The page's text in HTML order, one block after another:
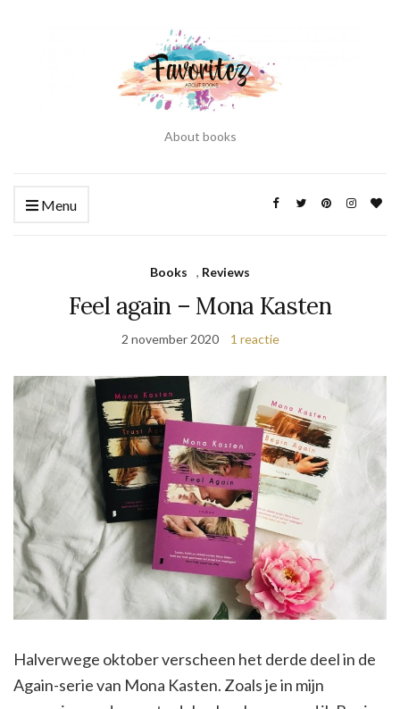
About books
Menu
Books , Reviews
Feel again – Mona Kasten
2 november 2020 1 reactie
Halverwege oktober verscheen het derde deel in de
Again-serie van Mona Kasten. Zoals je in mijn